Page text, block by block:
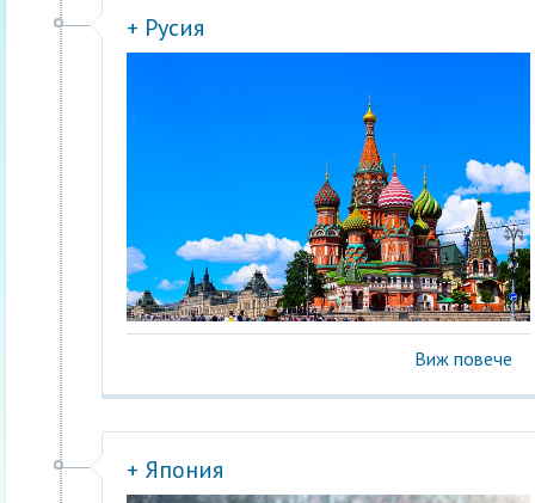
+ Русия
Виж повече
+ Япония